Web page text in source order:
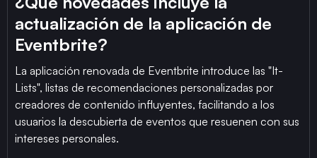
actualización de la aplicación de
Eventbrite?
La aplicación renovada de Eventbrite introduce las "It-
Lists", listas de recomendaciones personalizadas por
creadores de contenido influyentes, facilitando a los
usuarios la descubierta de eventos que resuenen con sus
intereses personales.